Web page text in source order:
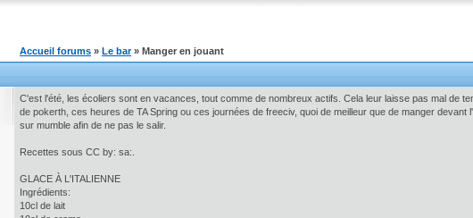
Accueil forums » Le bar» Manger en jouant
C'est l'été, les écoliers sont en vacances, tout comme de nombreux actifs. Cela leur laisse pas mal de
de pokerth, ces heures de TA Spring ou ces journées de freeciv, quoi de meilleur que de manger
sur mumble afin de ne pas le salir.
Recettes sous CC by: sa:.
GLACE À L'ITALIENNE
Ingrédients:
10cl de lait